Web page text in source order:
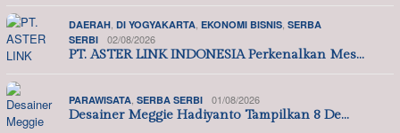
DAERAH DI YOGYAKARTA EKONOMI BISNIS SERBA
SERBI
02/08/2026
PT. ASTER LINK INDONESIA Perkenalkan Mes…
PARAWISATA SERBA SERBI 01/08/2026
Desainer Meggie Hadiyanto Tampilkan 8 De…